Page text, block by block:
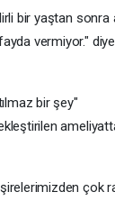
bir yaştan
vermiyor."
bir şey"
çok